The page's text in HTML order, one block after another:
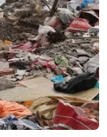
thủ trẻ